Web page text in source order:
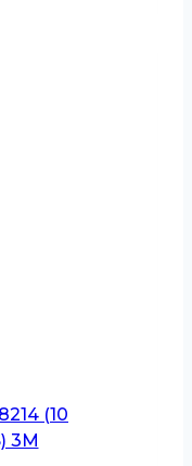
(10
3M